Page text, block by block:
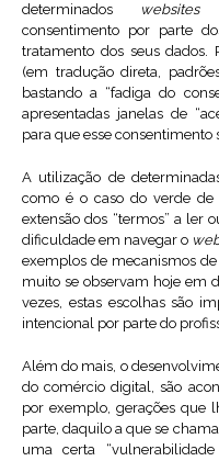
determinados
websites
consentimento por parte
tratamento dos seus dados.
(em tradução direta,
bastando a “fadiga do
apresentadas janelas de
para que esse
A utilização de
como é o caso do verde de
extensão dos “termos” a ler
dificuldade em navegar o
exemplos de mecanismos
muito se observam hoje em
vezes, estas escolhas são
intencional por parte do
Além do mais, o
do comércio digital, são
por exemplo, gerações que
parte, daquilo a que se
uma certa